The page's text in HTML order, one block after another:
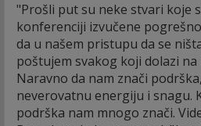
"Prošli put su neke stvari koje
konferenciji izvučene
da u našem pristupu da se
poštujem svakog koji dolazi na
Naravno da nam znači
neverovatnu energiju i snagu.
podrška nam mnogo znači.